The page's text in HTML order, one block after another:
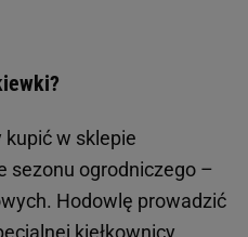
kupić w sklepie
sezonu ogrodniczego –
Hodowlę prowadzić